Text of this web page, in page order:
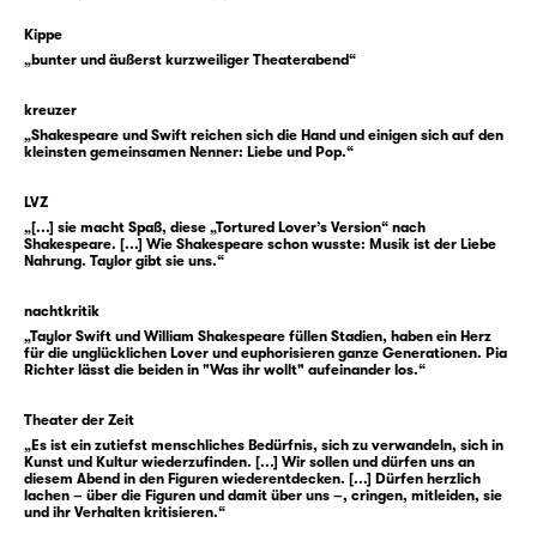
Es könnte also der Beginn einer wundervollen
Romanze sein, befänden wir uns nicht in
einer klassischen Shakespeare-Komödie.
Denn hier ist nichts einfach, schon gar nicht
Cesario eigentlich Viola heißt und auch kein
Bote, sondern — oh Schreck — eine Botin ist.
Erst vor wenigen Stunden wurde sie nach
einem Schiffbruch am Ufer der Insel Illyrien
angeschwemmt und beschloss, am Hof des
Herzogs zu dienen. Und was braucht so eine
einen Plan? Richtig: eine Verkleidung. Und so
denkt sich Viola kurzerhand ein Alter Ego aus
und nennt es … James? Nein, Cesario. Als
dieser wird sie nun auf Illyrien bekannt. Kann
Kippe
„bunter und äußerst kurzweiliger Theaterabend“
kreuzer
„Shakespeare und Swift reichen sich die Hand und einigen sich auf den
kleinsten gemeinsamen Nenner: Liebe und Pop.“
LVZ
„[...] sie macht Spaß, diese „Tortured Lover’s Version“ nach
Shakespeare. [...] Wie Shakespeare schon wusste: Musik ist der Liebe
Nahrung. Taylor gibt sie uns.“
nachtkritik
„Taylor Swift und William Shakespeare füllen Stadien, haben ein Herz
für die unglücklichen Lover und euphorisieren ganze Generationen. Pia
Richter lässt die beiden in "Was ihr wollt" aufeinander los.“
Theater der Zeit
„Es ist ein zutiefst menschliches Bedürfnis, sich zu verwandeln, sich in
Kunst und Kultur wiederzufinden. [...] Wir sollen und dürfen uns an
diesem Abend in den Figuren wiederentdecken. [...] Dürfen herzlich
lachen – über die Figuren und damit über uns –, cringen, mitleiden, sie
und ihr Verhalten kritisieren.“